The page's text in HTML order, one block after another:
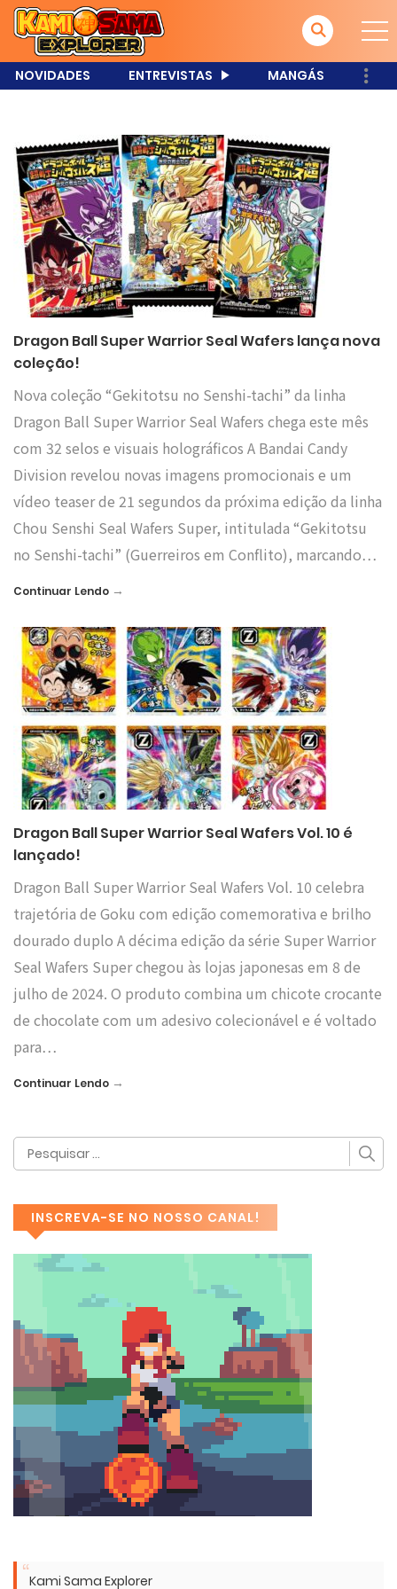
NOVIDADES ENTREVISTAS MANGÁS
Dragon Ball Super Warrior Seal Wafers lança nova
coleção!
Nova coleção “Gekitotsu no Senshi-tachi” da linha
Dragon Ball Super Warrior Seal Wafers chega este mês
com 32 selos e visuais holográficos A Bandai Candy
Division revelou novas imagens promocionais e um
vídeo teaser de 21 segundos da próxima edição da linha
Chou Senshi Seal Wafers Super, intitulada “Gekitotsu
no Senshi-tachi” (Guerreiros em Conflito), marcando…
Continuar Lendo →
Dragon Ball Super Warrior Seal Wafers Vol. 10 é
lançado!
Dragon Ball Super Warrior Seal Wafers Vol. 10 celebra
trajetória de Goku com edição comemorativa e brilho
dourado duplo A décima edição da série Super Warrior
Seal Wafers Super chegou às lojas japonesas em 8 de
julho de 2024. O produto combina um chicote crocante
de chocolate com um adesivo colecionável e é voltado
para…
Continuar Lendo →
INSCREVA-SE NO NOSSO CANAL!
Kami Sama Explorer